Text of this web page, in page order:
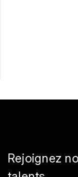
Rejoignez